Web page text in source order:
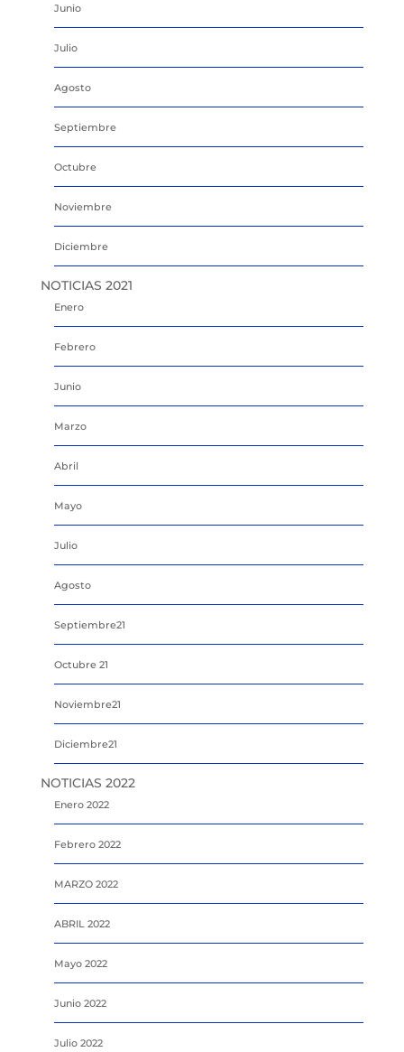
Junio
Julio
Agosto
Septiembre
Octubre
Noviembre
Diciembre
NOTICIAS 2021
Enero
Febrero
Junio
Marzo
Abril
Mayo
Julio
Agosto
Septiembre21
Octubre 21
Noviembre21
Diciembre21
NOTICIAS 2022
Enero 2022
Febrero 2022
MARZO 2022
ABRIL 2022
Mayo 2022
Junio 2022
Julio 2022